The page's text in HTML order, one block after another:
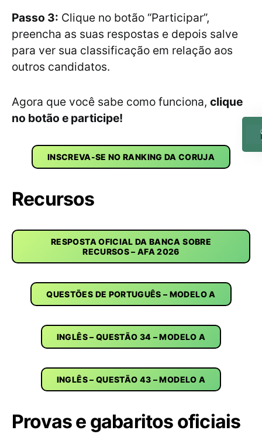
Passo 3: Clique no botão “Participar”,
preencha as suas respostas e depois salve
para ver sua classificação em relação aos
outros candidatos.
Agora que você sabe como funciona, clique
no botão e participe!
INSCREVA-SE NO RANKING DA CORUJA
Recursos
RESPOSTA OFICIAL DA BANCA SOBRE
RECURSOS – AFA 2026
QUESTÕES DE PORTUGUÊS – MODELO A
INGLÊS – QUESTÃO 34 – MODELO A
INGLÊS – QUESTÃO 43 – MODELO A
Provas e gabaritos oficiais